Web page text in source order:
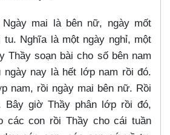
mai là bên nữ, ngày mốt
Nghĩa là một ngày nghỉ, một
Thầy soạn bài cho số bên nam
ngày nay là hết lớp nam rồi đó.
nam, rồi ngày mai bên nữ. Rồi
Bây giờ Thầy phân lớp rồi đó,
các con rồi Thầy cho cái tuần